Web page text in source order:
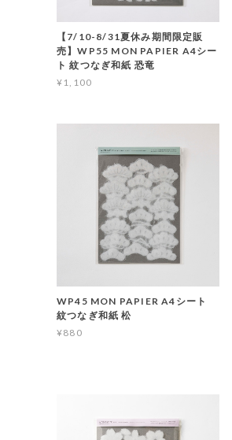
【7/10-8/31夏休み期間限定販
売】WP55 MON PAPIER A4シー
ト 紋つなぎ和紙 恐竜
¥1,100
WP45 MON PAPIER A4シート
紋つなぎ和紙 松
¥880